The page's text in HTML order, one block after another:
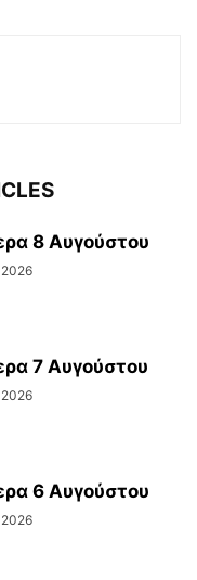
8 Αυγούστου
7 Αυγούστου
6 Αυγούστου